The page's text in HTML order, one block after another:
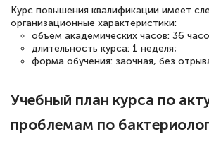
Знаток города 5 уровня
18 марта 2026
Выражаю благодарность за
повышения квалификации
русскому языку и
полезных материалов
Курс повышения квалификации имеет
организационные характеристики:
объем академических часов: 36
длительность курса: 1 неделя;
форма обучения: заочная, без
Учебный план курса по
проблемам по